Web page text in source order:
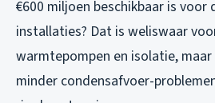
€600 miljoen beschikbaar is voor
installaties? Dat is weliswaar
warmtepompen en isolatie,
minder condensafvoer-